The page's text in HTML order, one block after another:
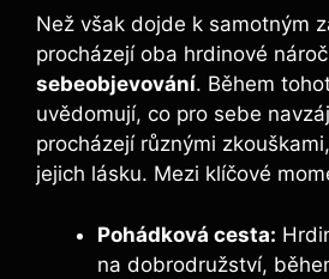
Než však dojde k samotným
procházejí oba hrdinové
sebeobjevování. Během
uvědomují, co pro sebe
procházejí různými
jejich lásku. Mezi klíčové
Pohádková cesta:
na dobrodružství,